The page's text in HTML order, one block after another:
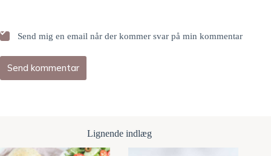
Send mig en email når der kommer svar på min kommentar
Send kommentar
Lignende indlæg